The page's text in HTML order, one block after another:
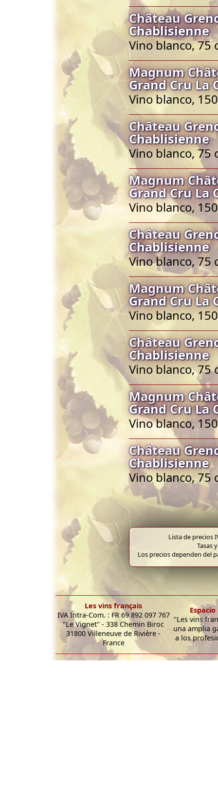
Château
Chablisienne
Vino blanco, 75
Magnum
Grand Cru La
Vino blanco,
Château
Chablisienne
Vino blanco, 75
Magnum
Grand Cru La
Vino blanco,
Château
Chablisienne
Vino blanco, 75
Magnum
Grand Cru La
Vino blanco,
Château
Chablisienne
Vino blanco, 75
Magnum
Grand Cru La
Vino blanco,
Château
Chablisienne
Vino blanco, 75
Lista de precios
Tasas
Los precios dependen del
Les vins français
IVA Intra-Com. : FR 69 892 097 767
"Le Vignet" - 338 Chemin Biroc
31800 Villeneuve de Rivière -
France
"Les vins
una amplia
a los